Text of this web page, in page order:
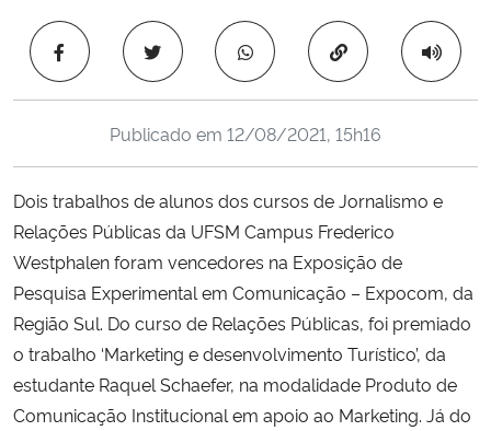
Ministério da Saúde
Ministério de Minas e Energia
Ministério da Ciência, Tecnologia, Inovações e Comunicações
Ministério do Meio Ambiente
Ministério do Turismo
Ministério do Desenvolvimento Regional
Controladoria-Geral da União
Copiar para área
Publicado em 12/08/2021, 15h16
Dois trabalhos de alunos dos cursos de Jornalismo e
Relações Públicas da UFSM Campus Frederico
Westphalen foram vencedores na Exposição de
Pesquisa Experimental em Comunicação – Expocom, da
Região Sul. Do curso de Relações Públicas, foi premiado
o trabalho ‘Marketing e desenvolvimento Turístico’, da
estudante Raquel Schaefer, na modalidade Produto de
Comunicação Institucional em apoio ao Marketing. Já do